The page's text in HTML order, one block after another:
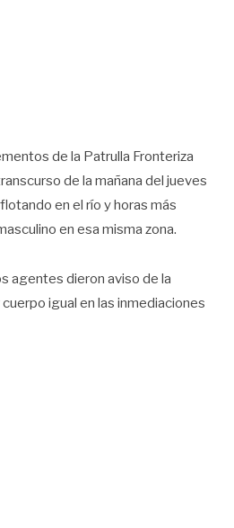
de la Patrulla Fronteriza
de la mañana del jueves
en el río y horas más
en esa misma zona.
agentes dieron aviso de la
igual en las inmediaciones